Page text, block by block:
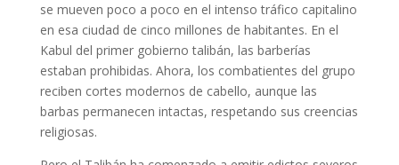
se mueven poco a poco en el intenso tráfico capitalino
en esa ciudad de cinco millones de habitantes. En el
Kabul del primer gobierno talibán, las barberías
estaban prohibidas. Ahora, los combatientes del grupo
reciben cortes modernos de cabello, aunque las
barbas permanecen intactas, respetando sus creencias
religiosas.